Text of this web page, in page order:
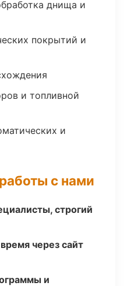
днища и
покрытий и
и топливной
и
с нами
строгий
через сайт
и